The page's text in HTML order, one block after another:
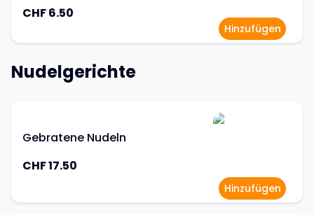
CHF 6.50
Hinzufügen
Nudelgerichte
Gebratene Nudeln
CHF 17.50
Hinzufügen